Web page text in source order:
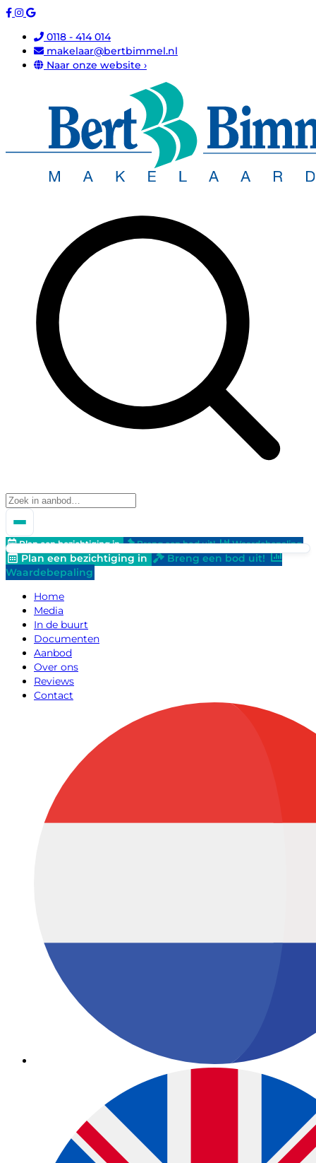
0118 - 414 014
makelaar@bertbimmel.nl
Naar onze website ›
Plan een bezichtiging in Breng een bod uit! Waardebepaling
Plan een bezichtiging in
Breng een bod uit!
Waardebepaling
Home
Media
In de buurt
Documenten
Aanbod
Over ons
Reviews
Contact